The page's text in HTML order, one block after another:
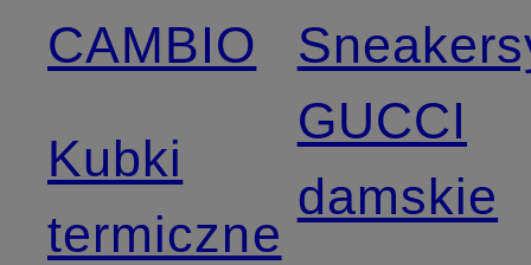
CAMBIO
Kubki
termiczne
GUCCI
damskie